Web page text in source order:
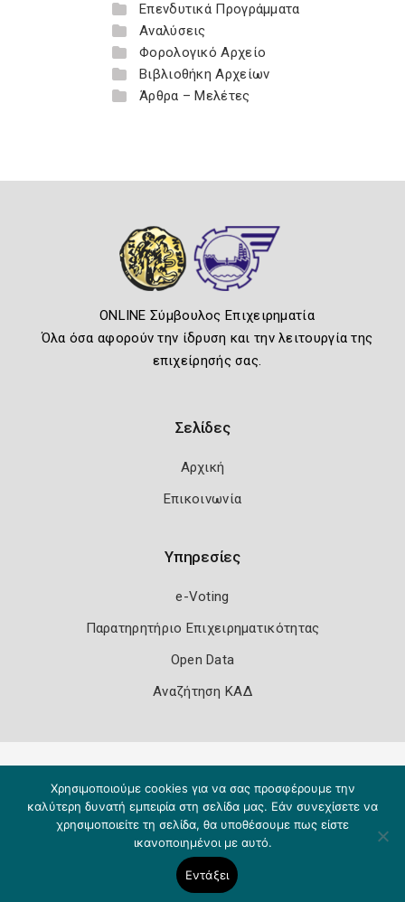
Επενδυτικά Προγράμματα
Αναλύσεις
Φορολογικό Αρχείο
Βιβλιοθήκη Αρχείων
Άρθρα – Μελέτες
ONLINE Σύμβουλος Επιχειρηματία
Όλα όσα αφορούν την ίδρυση και την λειτουργία της
επιχείρησής σας.
Σελίδες
Αρχική
Επικοινωνία
Υπηρεσίες
e-Voting
Παρατηρητήριο Επιχειρηματικότητας
Open Data
Αναζήτηση ΚΑΔ
Χρησιμοποιούμε cookies για να σας προσφέρουμε την
καλύτερη δυνατή εμπειρία στη σελίδα μας. Εάν συνεχίσετε να
χρησιμοποιείτε τη σελίδα, θα υποθέσουμε πως είστε
ικανοποιημένοι με αυτό.
Εντάξει
Copyright 2026 Knowledge A.E.